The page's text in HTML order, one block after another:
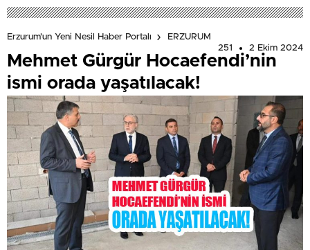
Erzurum'un Yeni Nesil Haber Portalı
ERZURUM
251
2 Ekim 2024
Mehmet Gürgür Hocaefendi’nin
ismi orada yaşatılacak!